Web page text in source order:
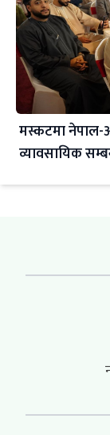
मस्कटमा नेपाल-
व्यावसायिक